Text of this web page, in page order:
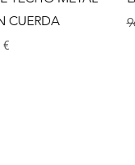
CUERDA
€